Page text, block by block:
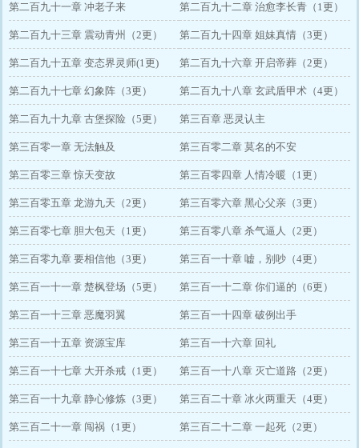
第二百九十一章 冲老子来 第二百九十二章 治愈李长青（1更）
第二百九十三章 震动青州（2更） 第二百九十四章 姐妹真情（3更）
第二百九十五章 变态界灵师(1更) 第二百九十六章 开启帝葬（2更）
第二百九十七章 幻象阵（3更） 第二百九十八章 玄武盾甲术（4更）
第二百九十九章 古堡探险（5更） 第三百章 恶灵认主
第三百零一章 无法触及 第三百零二章 莫名的不安
第三百零三章 惊天变故 第三百零四章 人情冷暖（1更）
第三百零五章 龙游九天（2更） 第三百零六章 黑心父亲（3更）
第三百零七章 胆大包天（1更） 第三百零八章 杀气逼人（2更）
第三百零九章 要相信他（3更） 第三百一十章 嘘，别吵（4更）
第三百一十一章 楚枫登场（5更） 第三百一十二章 你们逼的（6更）
第三百一十三章 恶魔羽翼 第三百一十四章 破例出手
第三百一十五章 资源宝库 第三百一十六章 回礼
第三百一十七章 大开杀戒（1更） 第三百一十八章 灭亡道路（2更）
第三百一十九章 静心修炼（3更） 第三百二十章 冰火两重天（4更）
第三百二十一章 闯祸（1更） 第三百二十二章 一起死（2更）